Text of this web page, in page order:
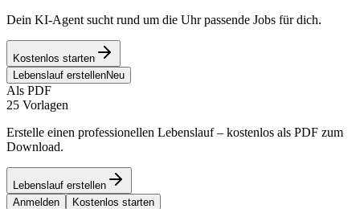
Dein KI-Agent sucht rund um die Uhr passende Jobs für dich.
Kostenlos starten
Lebenslauf erstellenNeu
Als PDF
25 Vorlagen
Erstelle einen professionellen Lebenslauf – kostenlos als PDF zum
Download.
Lebenslauf erstellen
Anmelden
Kostenlos starten